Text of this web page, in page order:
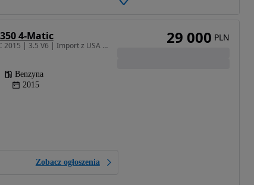
4-Matic
3498 cm3 • 306 KM • 4MATIC 2015 | 3.5 V6 | Import z USA | Bogata Wersja
Benzyna
2015
Zobacz ogłoszenia
29 000 PLN